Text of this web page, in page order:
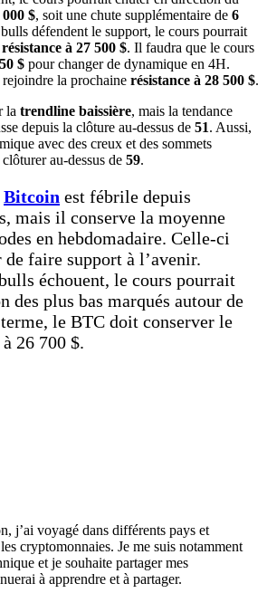
$, soit une chute supplémentaire de 6
défendent le support, le cours pourrait
résistance à 27 500 $. Il faudra que le cours
$ pour changer de dynamique en 4H.
la prochaine résistance à 28 500 $.
la trendline baissière, mais la tendance
depuis la clôture au-dessus de 51. Aussi,
avec des creux et des sommets
au-dessus de 59.
Bitcoin est fébrile depuis
mais il conserve la moyenne
en hebdomadaire. Celle-ci
faire support à l’avenir.
échouent, le cours pourrait
des plus bas marqués autour de
le BTC doit conserver le
26 700 $.
j’ai voyagé dans différents pays et
cryptomonnaies. Je me suis notamment
et je souhaite partager mes
à apprendre et à partager.